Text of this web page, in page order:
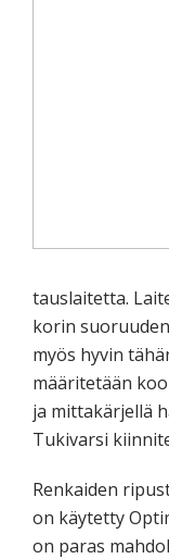
tauslaitetta.
korin
myös hyvin
määritetään
ja mittakärjellä
Tukivarsi
Renkaiden
on käytetty
on paras